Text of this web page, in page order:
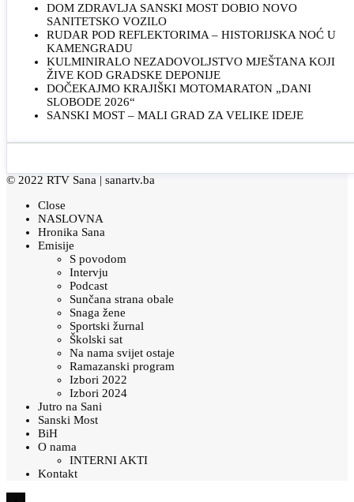
DOM ZDRAVLJA SANSKI MOST DOBIO NOVO
SANITETSKO VOZILO
RUDAR POD REFLEKTORIMA – HISTORIJSKA NOĆ U
KAMENGRADU
KULMINIRALO NEZADOVOLJSTVO MJEŠTANA KOJI
ŽIVE KOD GRADSKE DEPONIJE
DOČEKAJMO KRAJIŠKI MOTOMARATON „DANI
SLOBODE 2026“
SANSKI MOST – MALI GRAD ZA VELIKE IDEJE
© 2022 RTV Sana | sanartv.ba
Close
NASLOVNA
Hronika Sana
Emisije
S povodom
Intervju
Podcast
Sunčana strana obale
Snaga žene
Sportski žurnal
Školski sat
Na nama svijet ostaje
Ramazanski program
Izbori 2022
Izbori 2024
Jutro na Sani
Sanski Most
BiH
O nama
INTERNI AKTI
Kontakt